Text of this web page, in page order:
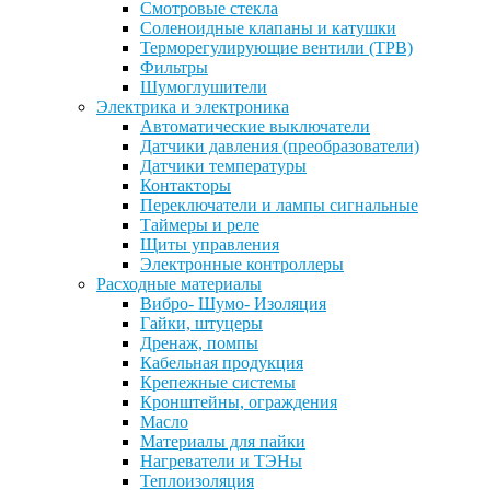
Смотровые стекла
Соленоидные клапаны и катушки
Терморегулирующие вентили (ТРВ)
Фильтры
Шумоглушители
Электрика и электроника
Автоматические выключатели
Датчики давления (преобразователи)
Датчики температуры
Контакторы
Переключатели и лампы сигнальные
Таймеры и реле
Щиты управления
Электронные контроллеры
Расходные материалы
Вибро- Шумо- Изоляция
Гайки, штуцеры
Дренаж, помпы
Кабельная продукция
Крепежные системы
Кронштейны, ограждения
Масло
Материалы для пайки
Нагреватели и ТЭНы
Теплоизоляция